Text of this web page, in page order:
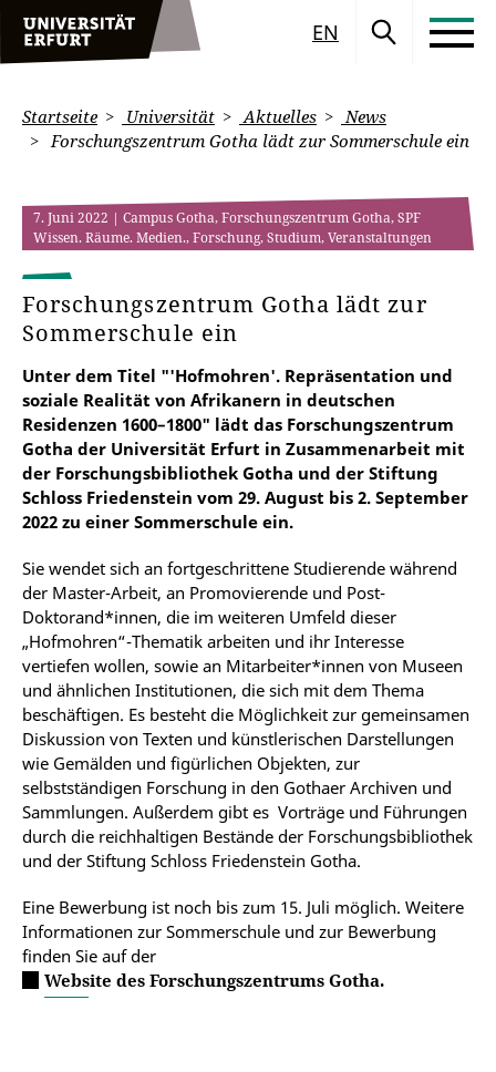
EN
Startseite Universität Aktuelles
News
Forschungszentrum Gotha lädt zur Sommerschule ein
7. Juni 2022 | Campus Gotha, Forschungszentrum Gotha, SPF
Wissen. Räume. Medien., Forschung, Studium, Veranstaltungen
Forschungszentrum Gotha lädt zur
Sommerschule ein
Unter dem Titel "'Hofmohren'. Repräsentation und
soziale Realität von Afrikanern in deutschen
Residenzen 1600–1800" lädt das Forschungszentrum
Gotha der Universität Erfurt in Zusammenarbeit mit
der Forschungsbibliothek Gotha und der Stiftung
Schloss Friedenstein vom 29. August bis 2. September
2022 zu einer Sommerschule ein.
Sie wendet sich an fortgeschrittene Studierende während
der Master-Arbeit, an Promovierende und Post-
Doktorand*innen, die im weiteren Umfeld dieser
„Hofmohren“-Thematik arbeiten und ihr Interesse
vertiefen wollen, sowie an Mitarbeiter*innen von Museen
und ähnlichen Institutionen, die sich mit dem Thema
beschäftigen. Es besteht die Möglichkeit zur gemeinsamen
Diskussion von Texten und künstlerischen Darstellungen
wie Gemälden und figürlichen Objekten, zur
selbstständigen Forschung in den Gothaer Archiven und
Sammlungen. Außerdem gibt es Vorträge und Führungen
durch die reichhaltigen Bestände der Forschungsbibliothek
und der Stiftung Schloss Friedenstein Gotha.
Eine Bewerbung ist noch bis zum 15. Juli möglich. Weitere
Informationen zur Sommerschule und zur Bewerbung
finden Sie auf der
Website des Forschungszentrums Gotha.